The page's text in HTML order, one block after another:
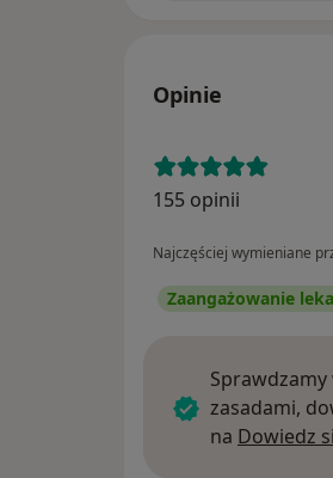
Opinie
155 opinii
Najczęściej wymieniane
Zaangażowanie
zasadami,
na Dowiedz